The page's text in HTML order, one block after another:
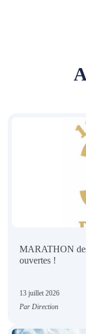
MARATHON
ouvertes !
13 juillet 2026
Par Direction